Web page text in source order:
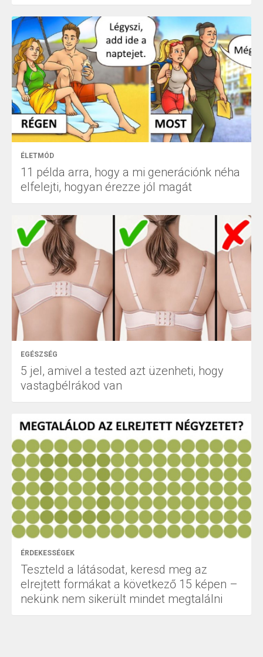
ÉLETMÓD
11 példa arra, hogy a mi generációnk néha
elfelejti, hogyan érezze jól magát
EGÉSZSÉG
5 jel, amivel a tested azt üzenheti, hogy
vastagbélrákod van
ÉRDEKESSÉGEK
Teszteld a látásodat, keresd meg az
elrejtett formákat a következő 15 képen –
nekünk nem sikerült mindet megtalálni